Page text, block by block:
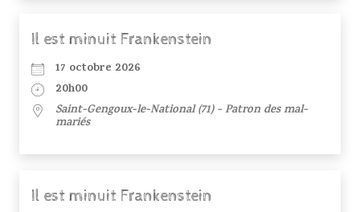
Il est minuit Frankenstein
17 octobre 2026
20h00
Saint-Gengoux-le-National (71) - Patron des mal-
mariés
Il est minuit Frankenstein